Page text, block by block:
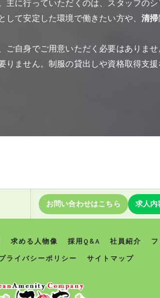
に行っていただくのは、スタッフの
して安定した環境で働きたい方や、清掃
自身でご用意いただく必要はありま
ません。制服の貸出しや資格取得支
お問い合わせはこちら 求人内
求める人物像 採用Q&A 社員紹介
ライバシーポリシー サイトマップ